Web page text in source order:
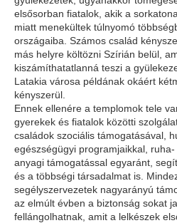
elsősorban fiatalok, akik a
miatt menekültek túlnyomó
országaiba. Számos család
más helyre költözni Szírián belül,
kiszámíthatatlanná teszi a
Latakia városa példának okáért
kényszerül.
Ennek ellenére a templomok tele
gyerekek és fiatalok közötti
családok szociális támogatásával,
egészségügyi programjaikkal,
anyagi támogatással egyaránt,
és a többségi társadalmat is.
segélyszervezetek nagyarányú
az elmúlt évben a biztonság sokat
fellángolhatnak, amit a lelkészek